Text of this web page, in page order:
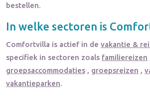
bestellen.
In welke sectoren is
Comfortvilla is actief in de vakantie &
specifiek in sectoren zoals familiereizen
groepsaccommodaties , groepsreizen ,
vakantieparken.